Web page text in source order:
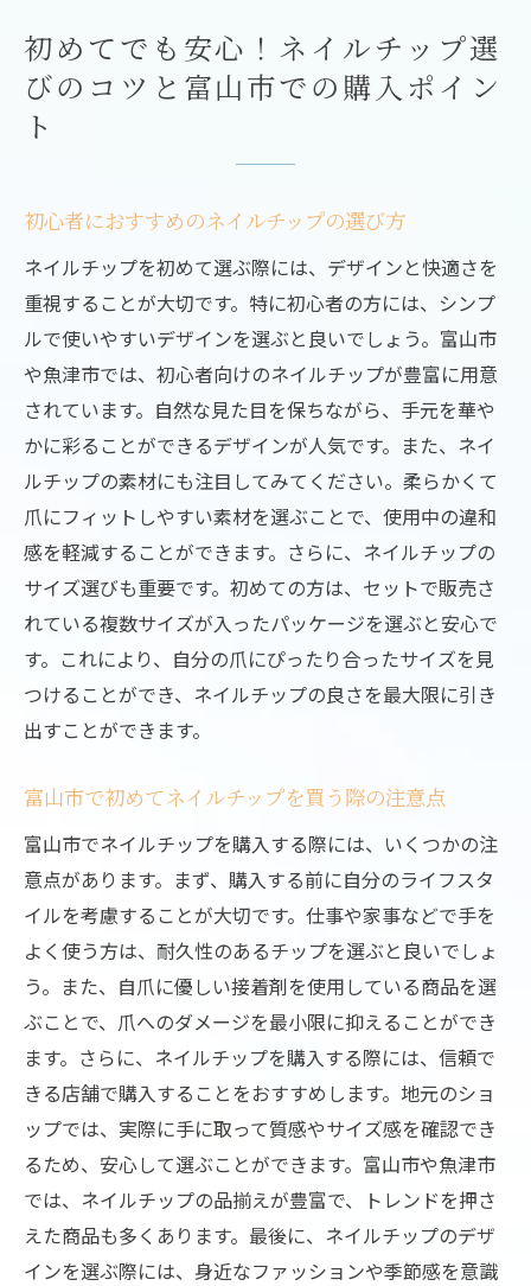
富山市のショップで見つけるナチュラルデ
ザイン
毎日使えるナチュラルネイルチップの選び
富山市で人気のナチュラルネイルアートを
紹介
日常に溶け込むシンプルなネイルチップデ
ザイン
初めてでも安心！ネイルチップ選
びのコツと富山市での購入ポイン
ト
初心者におすすめのネイルチップの選び方
ネイルチップを初めて選ぶ際には、デザインと快適さを
重視することが大切です。特に初心者の方には、シンプ
ルで使いやすいデザインを選ぶと良いでしょう。富山市
や魚津市では、初心者向けのネイルチップが豊富に用意
されています。自然な見た目を保ちながら、手元を華や
かに彩ることができるデザインが人気です。また、ネイ
ルチップの素材にも注目してみてください。柔らかくて
爪にフィットしやすい素材を選ぶことで、使用中の違和
感を軽減することができます。さらに、ネイルチップの
サイズ選びも重要です。初めての方は、セットで販売さ
れている複数サイズが入ったパッケージを選ぶと安心で
す。これにより、自分の爪にぴったり合ったサイズを見
つけることができ、ネイルチップの良さを最大限に引き
出すことができます。
富山市で初めてネイルチップを買う際の注意点
富山市でネイルチップを購入する際には、いくつかの注
意点があります。まず、購入する前に自分のライフスタ
イルを考慮することが大切です。仕事や家事などで手を
よく使う方は、耐久性のあるチップを選ぶと良いでしょ
う。また、自爪に優しい接着剤を使用している商品を選
ぶことで、爪へのダメージを最小限に抑えることができ
ます。さらに、ネイルチップを購入する際には、信頼で
きる店舗で購入することをおすすめします。地元のショ
ップでは、実際に手に取って質感やサイズ感を確認でき
るため、安心して選ぶことができます。富山市や魚津市
では、ネイルチップの品揃えが豊富で、トレンドを押さ
えた商品も多くあります。最後に、ネイルチップのデザ
インを選ぶ際には、身近なファッションや季節感を意識